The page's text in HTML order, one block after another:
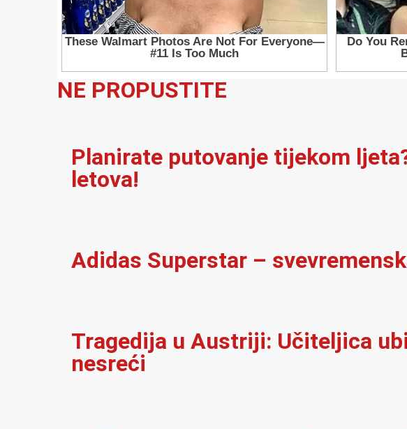
NE PROPUSTITE
Planirate putovanje tijekom
letova!
Adidas Superstar –
Tragedija u Austriji: Učiteljica
nesreći